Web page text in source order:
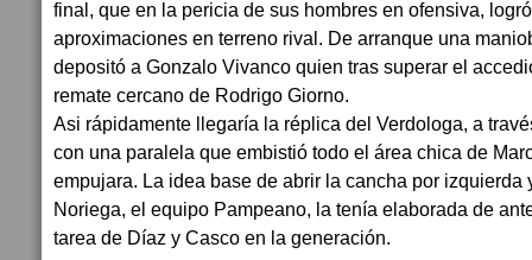
final, que en la pericia de sus hombres en ofensiva,
aproximaciones en terreno rival. De arranque una
depositó a Gonzalo Vivanco quien tras superar el
remate cercano de Rodrigo Giorno.
Asi rápidamente llegaría la réplica del Verdologa, a
con una paralela que embistió todo el área chica de
empujara. La idea base de abrir la cancha por izquierda
Noriega, el equipo Pampeano, la tenía elaborada de
tarea de Díaz y Casco en la generación.